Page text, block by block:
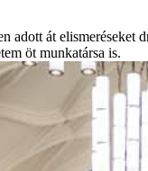
adott át
öt munkatársa is.